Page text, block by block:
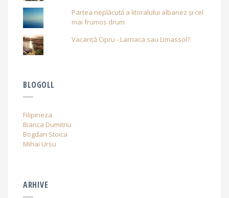
Partea neplăcută a litoralului albanez și cel
mai frumos drum
Vacanță Cipru - Larnaca sau Limassol?
BLOGOLL
Filipineza
Bianca Dumitriu
Bogdan Stoica
Mihai Ursu
ARHIVE